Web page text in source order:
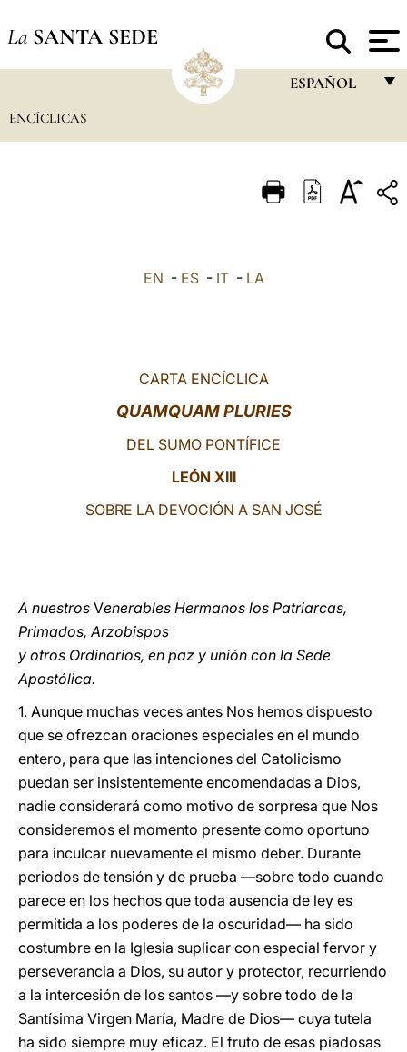
La SANTA SEDE
ESPAÑOL
ITALIANO
中文
ENCÍCLICAS
EN - ES- IT- LA
CARTA ENCÍCLICA
QUAMQUAM PLURIES
DEL SUMO PONTÍFICE
LEÓN XIII
SOBRE LA DEVOCIÓN A SAN JOSÉ
A nuestros Venerables Hermanos los Patriarcas,
Primados, Arzobispos
y otros Ordinarios, en paz y unión con la Sede
Apostólica.
1. Aunque muchas veces antes Nos hemos dispuesto
que se ofrezcan oraciones especiales en el mundo
entero, para que las intenciones del Catolicismo
puedan ser insistentemente encomendadas a Dios,
nadie considerará como motivo de sorpresa que Nos
consideremos el momento presente como oportuno
para inculcar nuevamente el mismo deber. Durante
periodos de tensión y de prueba —sobre todo cuando
parece en los hechos que toda ausencia de ley es
permitida a los poderes de la oscuridad— ha sido
costumbre en la Iglesia suplicar con especial fervor y
perseverancia a Dios, su autor y protector, recurriendo
a la intercesión de los santos —y sobre todo de la
Santísima Virgen María, Madre de Dios— cuya tutela
ha sido siempre muy eficaz. El fruto de esas piadosas